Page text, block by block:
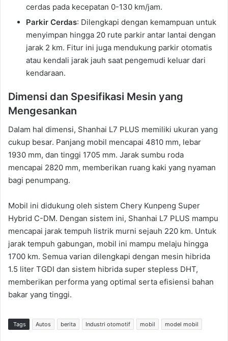
cerdas pada kecepatan 0-130 km/jam.
Parkir Cerdas: Dilengkapi dengan kemampuan untuk
menyimpan hingga 20 rute parkir antar lantai dengan
jarak 2 km. Fitur ini juga mendukung parkir otomatis
atau kendali jarak jauh saat pengemudi keluar dari
kendaraan.
Dimensi dan Spesifikasi Mesin yang
Mengesankan
Dalam hal dimensi, Shanhai L7 PLUS memiliki ukuran yang
cukup besar. Panjang mobil mencapai 4810 mm, lebar
1930 mm, dan tinggi 1705 mm. Jarak sumbu roda
mencapai 2820 mm, memberikan ruang kaki yang nyaman
bagi penumpang.
Mobil ini didukung oleh sistem Chery Kunpeng Super
Hybrid C-DM. Dengan sistem ini, Shanhai L7 PLUS mampu
mencapai jarak tempuh listrik murni sejauh 220 km. Untuk
jarak tempuh gabungan, mobil ini mampu melaju hingga
1700 km. Semua varian dilengkapi dengan mesin hibrida
1.5 liter TGDI dan sistem hibrida super stepless DHT,
memberikan performa yang optimal serta efisiensi bahan
bakar yang tinggi.
Tags Autos berita Industri otomotif mobil model mobil